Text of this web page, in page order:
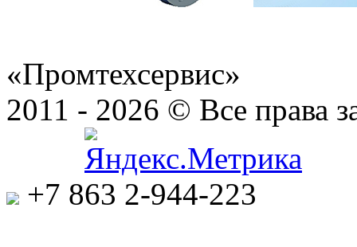
«Промтехсервис»
2011 - 2026 © Все права
+7 863 2-944-223